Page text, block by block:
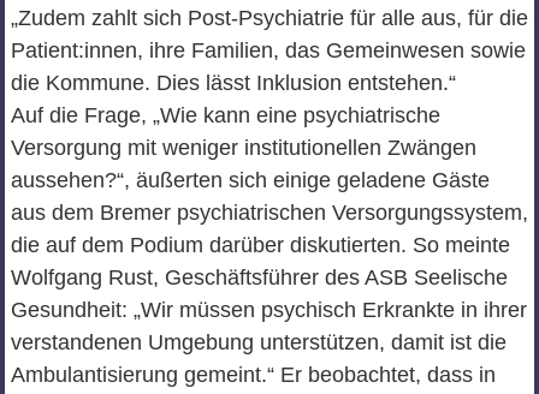
„Zudem zahlt sich Post-Psychiatrie für alle aus, für die
Patient:innen, ihre Familien, das Gemeinwesen sowie
die Kommune. Dies lässt Inklusion entstehen.“
Auf die Frage, „Wie kann eine psychiatrische
Versorgung mit weniger institutionellen Zwängen
aussehen?“, äußerten sich einige geladene Gäste
aus dem Bremer psychiatrischen Versorgungssystem,
die auf dem Podium darüber diskutierten. So meinte
Wolfgang Rust, Geschäftsführer des ASB Seelische
Gesundheit: „Wir müssen psychisch Erkrankte in ihrer
verstandenen Umgebung unterstützen, damit ist die
Ambulantisierung gemeint.“ Er beobachtet, dass in